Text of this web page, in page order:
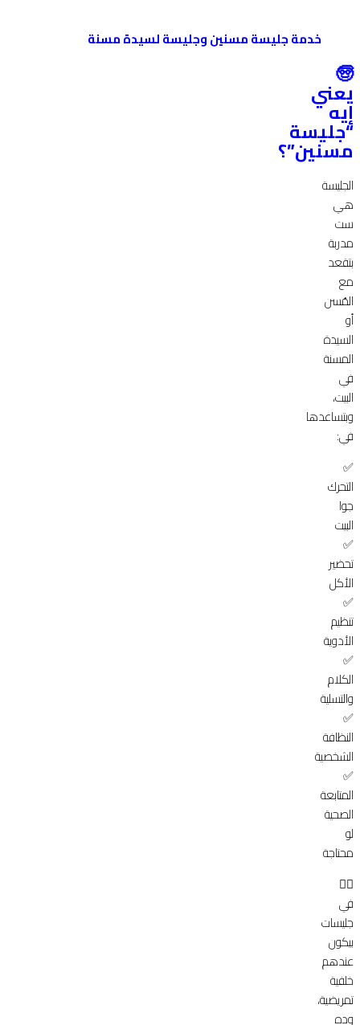
خدمة جليسة مسنين وجليسة لسيدة مسنة
🧓
يعني
إيه
“جليسة
مسنين”؟
الجليسة
هي
ست
مدربة
بتقعد
مع
المُسن
أو
السيدة
المسنة
في
البيت،
وبتساعدها
في:
✅
التحرك
جوا
البيت
✅
تحضير
الأكل
✅
تنظيم
الأدوية
✅
الكلام
والتسلية
✅
النظافة
الشخصية
✅
المتابعة
الصحية
لو
محتاجة
👩‍⚕️
في
جليسات
بيكون
عندهم
خلفية
تمريضية،
وده